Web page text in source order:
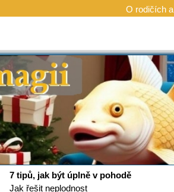
O rodičích
7 tipů, jak být úplně v pohodě
Jak řešit neplodnost